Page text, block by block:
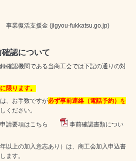
事業復活支援金 (jigyou-fukkatsu.go.jp)
認について
確認機関である当商工会では下記の通りの対
限ります。
、お手数ですが必ず事前連絡（電話予約） を
ください。
請要項はこちら
事前確認書類につい
以上の加入意志あり）は、商工会加入申込書
ます。